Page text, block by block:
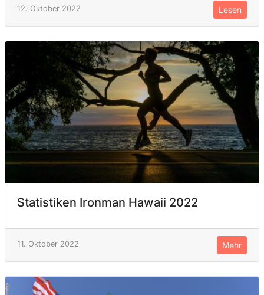
12. Oktober 2022 Lesen
Statistiken Ironman Hawaii 2022
11. Oktober 2022 Mehr